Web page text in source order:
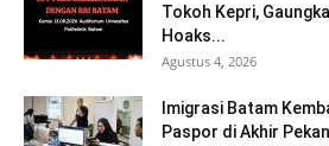
Tokoh Kepri,
Hoaks...
Agustus 4, 2026
Imigrasi Batam
Paspor di Akhir Pekan